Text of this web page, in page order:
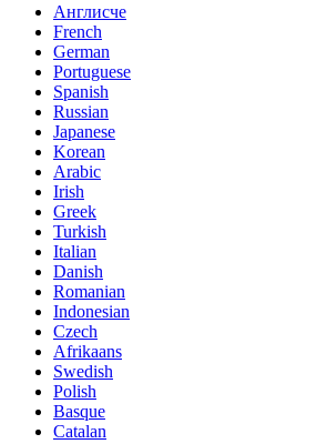
Англисче
French
German
Portuguese
Spanish
Russian
Japanese
Korean
Arabic
Irish
Greek
Turkish
Italian
Danish
Romanian
Indonesian
Czech
Afrikaans
Swedish
Polish
Basque
Catalan